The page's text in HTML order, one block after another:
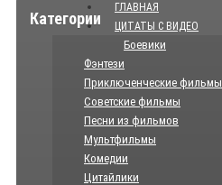
Категории
ГЛАВНАЯ
ЦИТАТЫ С ВИДЕО
Боевики
Фэнтези
Приключенческие фильмы
Советские фильмы
Песни из фильмов
Мультфильмы
Комедии
Цитайлики